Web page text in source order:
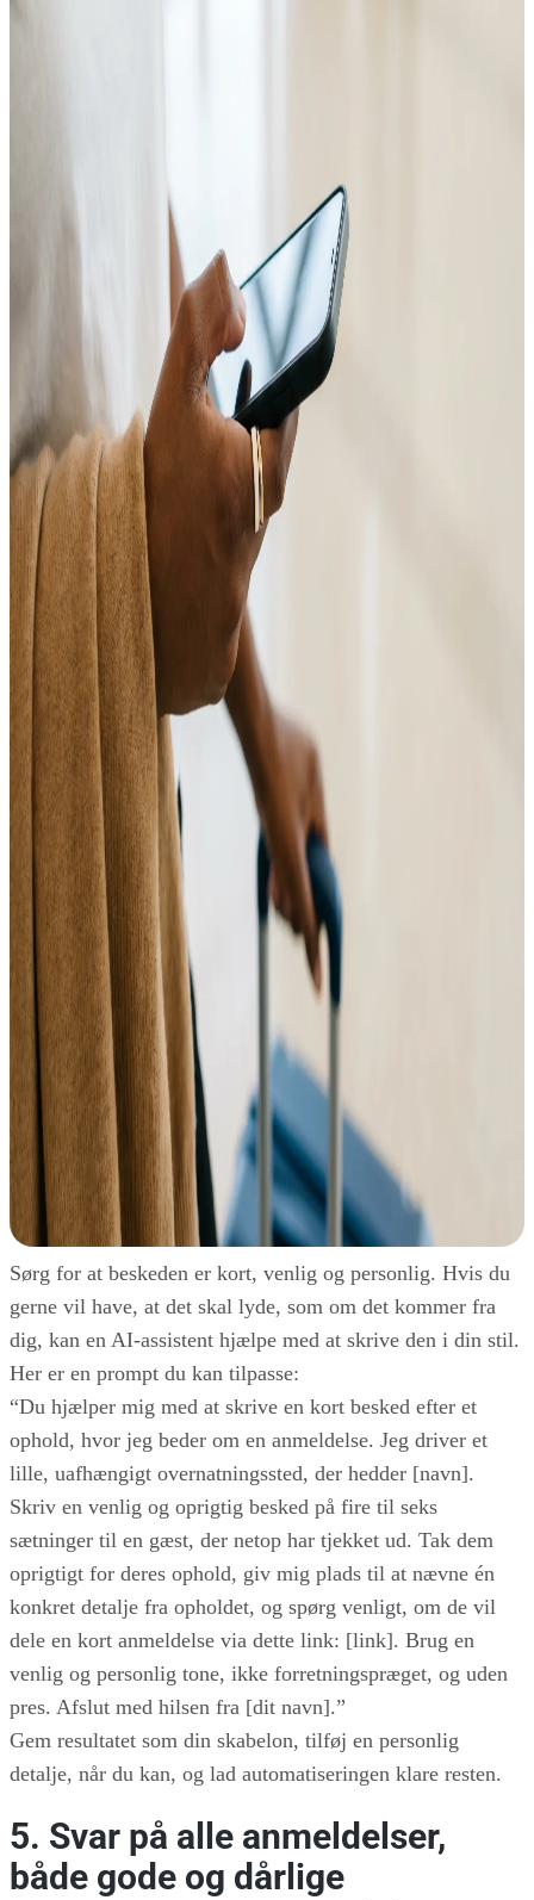
Sørg for at beskeden er kort, venlig og personlig. Hvis du
gerne vil have, at det skal lyde, som om det kommer fra
dig, kan en AI-assistent hjælpe med at skrive den i din stil.
Her er en prompt du kan tilpasse:
“Du hjælper mig med at skrive en kort besked efter et
ophold, hvor jeg beder om en anmeldelse. Jeg driver et
lille, uafhængigt overnatningssted, der hedder [navn].
Skriv en venlig og oprigtig besked på fire til seks
sætninger til en gæst, der netop har tjekket ud. Tak dem
oprigtigt for deres ophold, giv mig plads til at nævne én
konkret detalje fra opholdet, og spørg venligt, om de vil
dele en kort anmeldelse via dette link: [link]. Brug en
venlig og personlig tone, ikke forretningspræget, og uden
pres. Afslut med hilsen fra [dit navn].”
Gem resultatet som din skabelon, tilføj en personlig
detalje, når du kan, og lad automatiseringen klare resten.
5. Svar på alle anmeldelser,
både gode og dårlige